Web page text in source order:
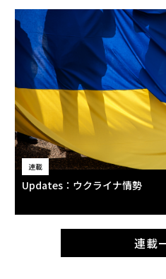
連載
Updates：ウクライナ情勢
連載